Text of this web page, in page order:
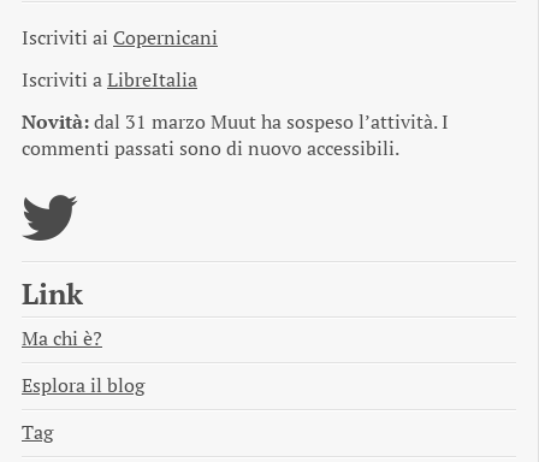
Iscriviti ai Copernicani
Iscriviti aLibreItalia
Novità:dal 31 marzo Muut ha sospeso l’attività. I
commenti passati sono di nuovo accessibili.
Link
Ma chi è?
Esplora il blog
Tag